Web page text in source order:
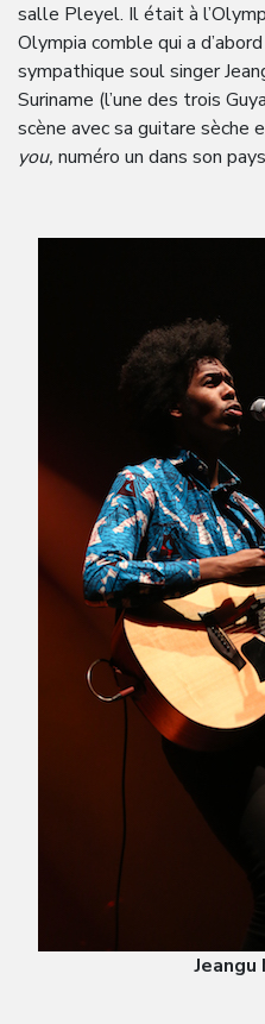
salle Pleyel. Il était à
Olympia comble qui a
sympathique soul singer
Suriname (l’une des trois
scène avec sa guitare sèche
you, numéro un dans son
Jeangu